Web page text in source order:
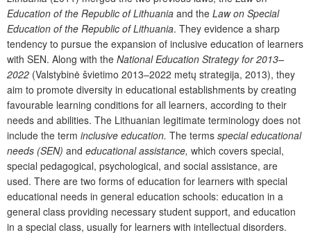
Education of the Republic of Lithuania and the Law on Special
Education of the Republic of Lithuania. They evidence a sharp
tendency to pursue the expansion of inclusive education of learners
with SEN. Along with the National Education Strategy for 2013–
2022 (Valstybinė švietimo 2013–2022 metų strategija, 2013), they
aim to promote diversity in educational establishments by creating
favourable learning conditions for all learners, according to their
needs and abilities. The Lithuanian legitimate terminology does not
include the term inclusive education. The terms special educational
needs (SEN) and educational assistance, which covers special,
special pedagogical, psychological, and social assistance, are
used. There are two forms of education for learners with special
educational needs in general education schools: education in a
general class providing necessary student support, and education
in a special class, usually for learners with intellectual disorders.